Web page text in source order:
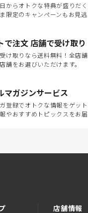
からオトクな特典が盛りだく
限定のキャンペーンもお見逃
で注文 店舗で受け取り
け取りなら送料無料！全店
舗をお選びいただけます。
マガジンサービス
登録でオトクな情報をゲット
やおすすめトピックスをお届
店舗情報